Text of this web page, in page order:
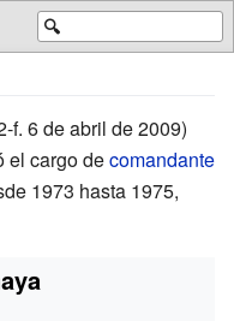
🔍
f. 6 de abril de 2009)
el cargo decomandante
1973 hasta 1975,